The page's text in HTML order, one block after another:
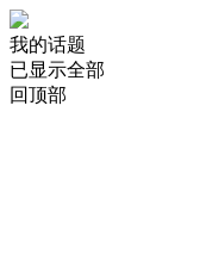
我的话题
已显示全部
回顶部